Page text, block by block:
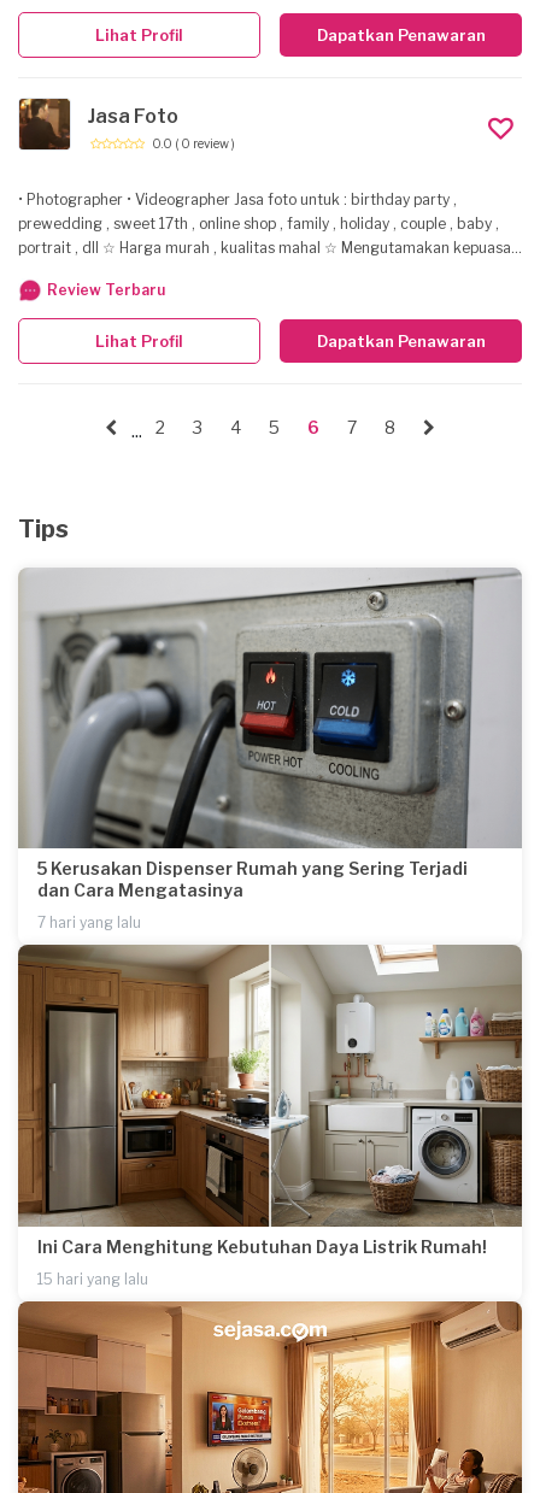
mendorong keinginan calon konsumen untuk membeli barang di
website onlineshop , sehingga dapat meningkatkan transaksi penjualan.
jika anda membutuhkan jasa edit foto produk, kami siap membantu
Dapatkan Penawaran
Lihat Profil
Jasa Foto
0.0 ( 0 review )
• Photographer • Videographer Jasa foto untuk : birthday party ,
prewedding , sweet 17th , online shop , family , holiday , couple , baby ,
portrait , dll ☆ Harga murah , kualitas mahal ☆ Mengutamakan kepuasan
Review Terbaru
Dapatkan Penawaran
Lihat Profil
... 2 3 4 5 6 7 8
Tips
5 Kerusakan Dispenser Rumah yang Sering Terjadi
dan Cara Mengatasinya
7 hari yang lalu
Ini Cara Menghitung Kebutuhan Daya Listrik Rumah!
15 hari yang lalu